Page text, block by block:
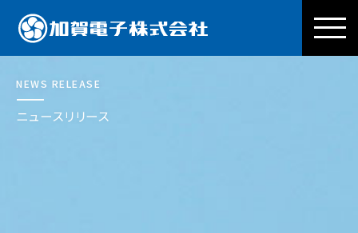
ニュースリリース
NEWS RELEASE